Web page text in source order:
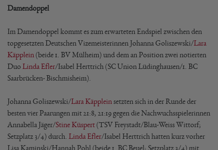
Damendoppel
Im Damendoppel kommt es zum erwarteten Endspiel zwischen den
topgesetzten Deutschen Vizemeisterinnen Johanna Goliszewski/Lara
Käpplein (beide 1. BV Mülheim) und dem an Position zwei notierten
Duo Linda Efler/Isabel Herttrich (SC Union Lüdinghausen/1. BC
Saarbrücken- Bischmisheim).
Johanna Goliszewski/Lara Käpplein setzten sich in der Runde der
besten vier Paarungen mit 21:8, 21:19 gegen die Nachwuchsspielerinnen
Annabella Jäger/Stine Küspert(TSV Freystadt/Blau-Weiss Wittorf;
Setzplatz 3/4) durch. Linda Efler/Isabel Herttrich hatten kurz vorher
Lisa Kaminski/Hannah Pohl (beide 1. BC Beuel; Setzplatz 3/4) mit